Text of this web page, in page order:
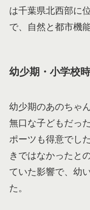
は千葉県北西部に
で、自然と都市機
幼少期・小学校
幼少期のあのちゃ
無口な子どもだっ
ポーツも得意でし
きではなかったと
ていた影響で、幼
た。